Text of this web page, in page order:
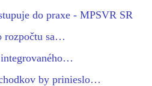
do praxe - MPSVR SR
rozpočtu sa…
by prinieslo…